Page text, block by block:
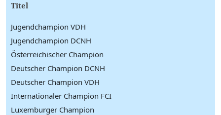
Titel
Jugendchampion VDH
Jugendchampion DCNH
Österreichischer Champion
Deutscher Champion DCNH
Deutscher Champion VDH
Internationaler Champion FCI
Luxemburger Champion